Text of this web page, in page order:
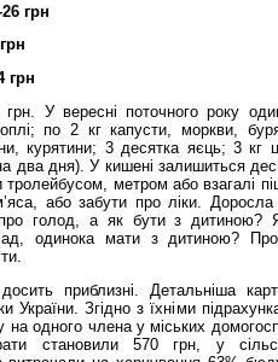
грн
грн
У вересні поточного року
по 2 кг капусти, моркви,
курятини; 3 десятка яєць; 3 кг
два дня). У кишені залишиться
тролейбусом, метром або взагалі
або забути про ліки.
голод, а як бути з дитиною?
одинока мати з дитиною? Про
досить приблизні. Детальніша
України. Згідно з їхніми
на одного члена у міських
становили 570 грн, у